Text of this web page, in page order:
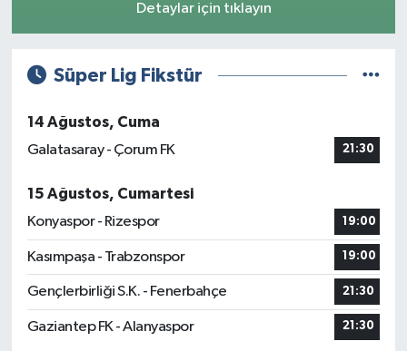
Detaylar için tıklayın
Süper Lig Fikstür
14 Ağustos, Cuma
Galatasaray - Çorum FK
21:30
15 Ağustos, Cumartesi
Konyaspor - Rizespor
19:00
Kasımpaşa - Trabzonspor 19:00
Gençlerbirliği S.K. - Fenerbahçe 21:30
Gaziantep FK - Alanyaspor 21:30